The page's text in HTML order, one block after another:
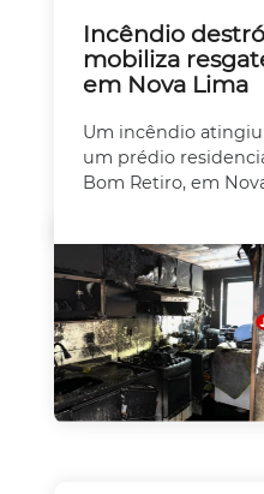
Incêndio
mobiliza
em Nova Lima
Um incêndio
um prédio
Bom Retiro, em